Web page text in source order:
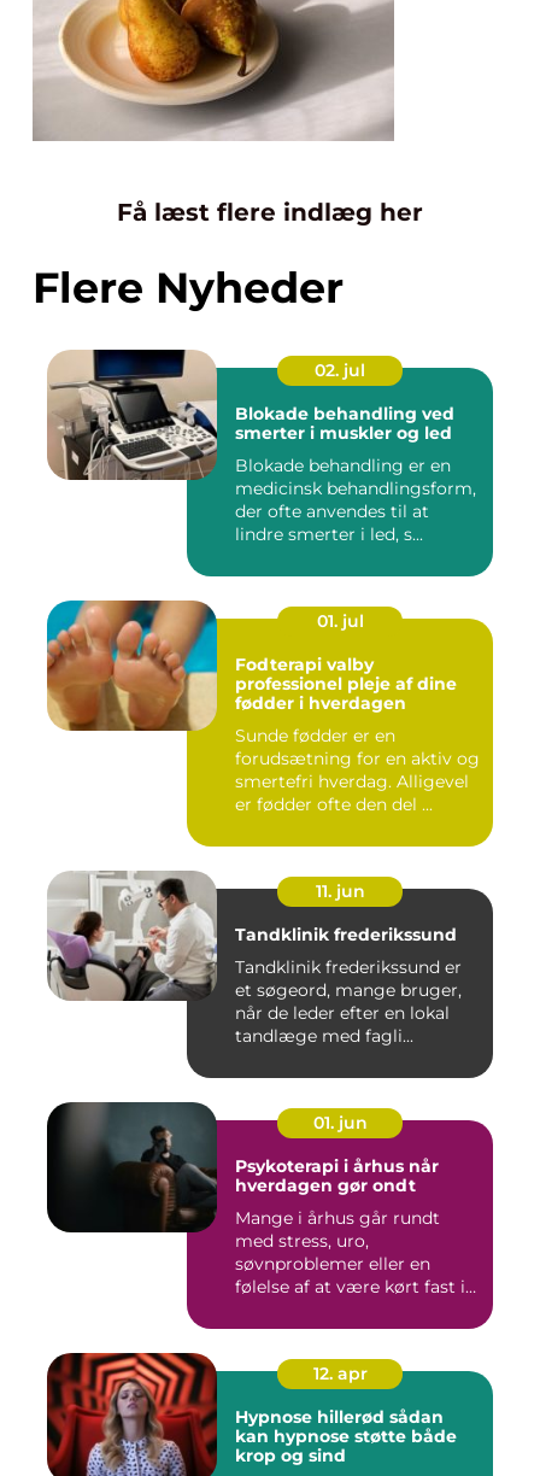
Få læst flere indlæg her
Flere Nyheder
02. jul
Blokade behandling ved
smerter i muskler og led
Blokade behandling er en
medicinsk behandlingsform,
der ofte anvendes til at
lindre smerter i led, s...
01. jul
Fodterapi valby
professionel pleje af dine
fødder i hverdagen
Sunde fødder er en
forudsætning for en aktiv og
smertefri hverdag. Alligevel
er fødder ofte den del ...
11. jun
Tandklinik frederikssund
Tandklinik frederikssund er
et søgeord, mange bruger,
når de leder efter en lokal
tandlæge med fagli...
01. jun
Psykoterapi i århus når
hverdagen gør ondt
Mange i århus går rundt
med stress, uro,
søvnproblemer eller en
følelse af at være kørt fast i
12. apr
Hypnose hillerød sådan
kan hypnose støtte både
krop og sind